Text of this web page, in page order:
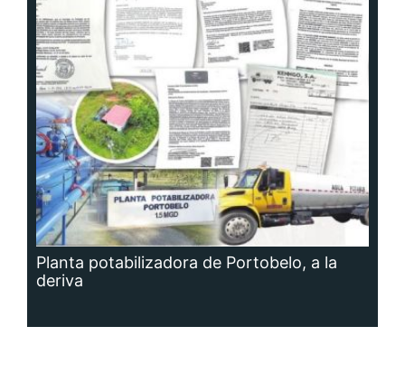
Planta potabilizadora de Portobelo, a la
deriva